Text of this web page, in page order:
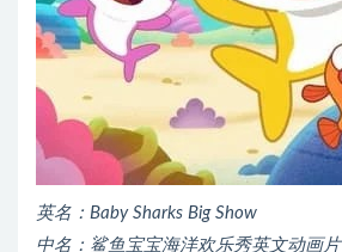
英名：Baby Sharks Big Show
中名：鲨鱼宝宝海洋欢乐秀英文动画片